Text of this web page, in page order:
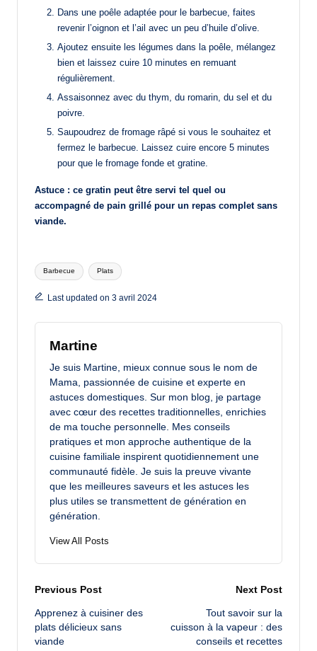
Dans une poêle adaptée pour le barbecue, faites
revenir l’oignon et l’ail avec un peu d’huile d’olive.
Ajoutez ensuite les légumes dans la poêle, mélangez
bien et laissez cuire 10 minutes en remuant
régulièrement.
Assaisonnez avec du thym, du romarin, du sel et du
poivre.
Saupoudrez de fromage râpé si vous le souhaitez et
fermez le barbecue. Laissez cuire encore 5 minutes
pour que le fromage fonde et gratine.
Astuce : ce gratin peut être servi tel quel ou
accompagné de pain grillé pour un repas complet sans
viande.
Tags:
Barbecue Plats
Last updated on 3 avril 2024
Martine
Je suis Martine, mieux connue sous le nom de
Mama, passionnée de cuisine et experte en
astuces domestiques. Sur mon blog, je partage
avec cœur des recettes traditionnelles, enrichies
de ma touche personnelle. Mes conseils
pratiques et mon approche authentique de la
cuisine familiale inspirent quotidiennement une
communauté fidèle. Je suis la preuve vivante
que les meilleures saveurs et les astuces les
plus utiles se transmettent de génération en
génération.
View All Posts
Post
navigation
Previous Post
Apprenez à cuisiner des
plats délicieux sans
viande
Next Post
Tout savoir sur la
cuisson à la vapeur : des
conseils et recettes